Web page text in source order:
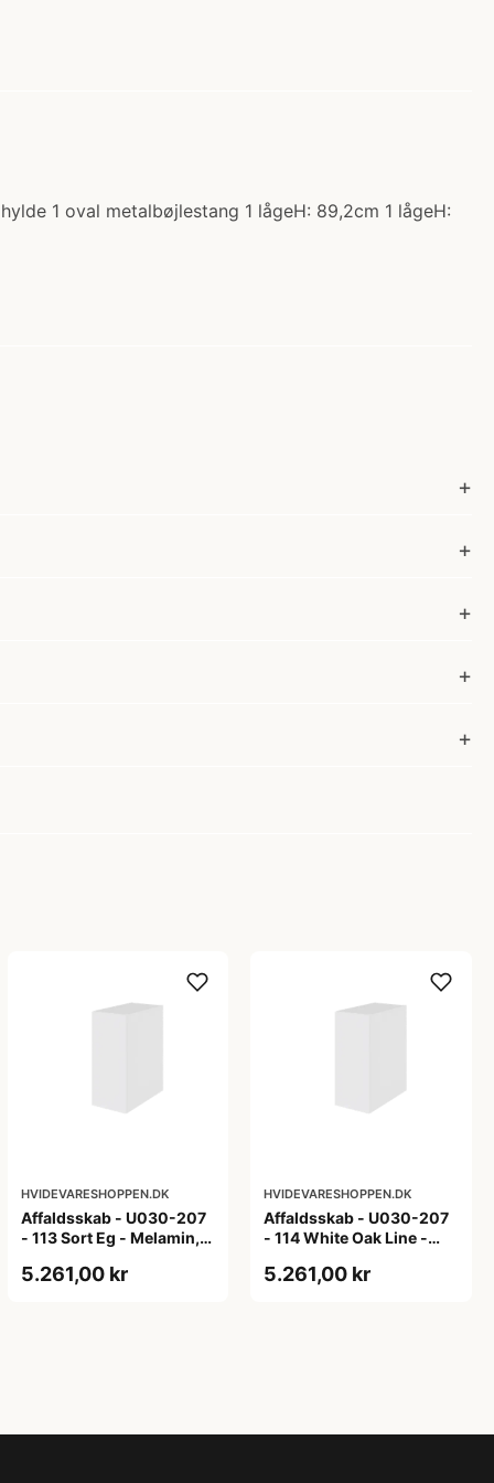
1 oval metalbøjlestang 1 lågeH: 89,2cm 1 lågeH:
HVIDEVARESHOPPEN.DK
Affaldsskab - U030-207
- 113 Sort Eg - Melamin,
5.261,00 kr
HVIDEVARESHOPPEN.DK
Affaldsskab - U030-207
- 114 White Oak Line -
5.261,00 kr